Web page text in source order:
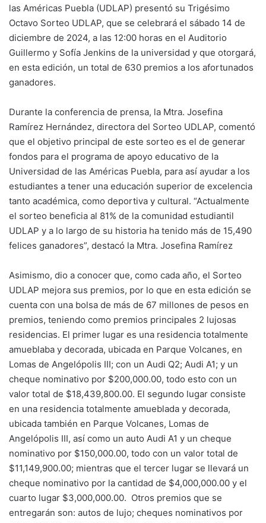
las Américas Puebla (UDLAP) presentó su Trigésimo
Octavo Sorteo UDLAP, que se celebrará el sábado 14 de
diciembre de 2024, a las 12:00 horas en el Auditorio
Guillermo y Sofía Jenkins de la universidad y que otorgará,
en esta edición, un total de 630 premios a los afortunados
ganadores.
Durante la conferencia de prensa, la Mtra. Josefina
Ramírez Hernández, directora del Sorteo UDLAP, comentó
que el objetivo principal de este sorteo es el de generar
fondos para el programa de apoyo educativo de la
Universidad de las Américas Puebla, para así ayudar a los
estudiantes a tener una educación superior de excelencia
tanto académica, como deportiva y cultural. “Actualmente
el sorteo beneficia al 81% de la comunidad estudiantil
UDLAP y a lo largo de su historia ha tenido más de 15,490
felices ganadores”, destacó la Mtra. Josefina Ramírez
Asimismo, dio a conocer que, como cada año, el Sorteo
UDLAP mejora sus premios, por lo que en esta edición se
cuenta con una bolsa de más de 67 millones de pesos en
premios, teniendo como premios principales 2 lujosas
residencias. El primer lugar es una residencia totalmente
amueblaba y decorada, ubicada en Parque Volcanes, en
Lomas de Angelópolis III; con un Audi Q2; Audi A1; y un
cheque nominativo por $200,000.00, todo esto con un
valor total de $18,439,800.00. El segundo lugar consiste
en una residencia totalmente amueblada y decorada,
ubicada también en Parque Volcanes, Lomas de
Angelópolis III, así como un auto Audi A1 y un cheque
nominativo por $150,000.00, todo con un valor total de
$11,149,900.00; mientras que el tercer lugar se llevará un
cheque nominativo por la cantidad de $4,000,000.00 y el
cuarto lugar $3,000,000.00. Otros premios que se
entregarán son: autos de lujo; cheques nominativos por